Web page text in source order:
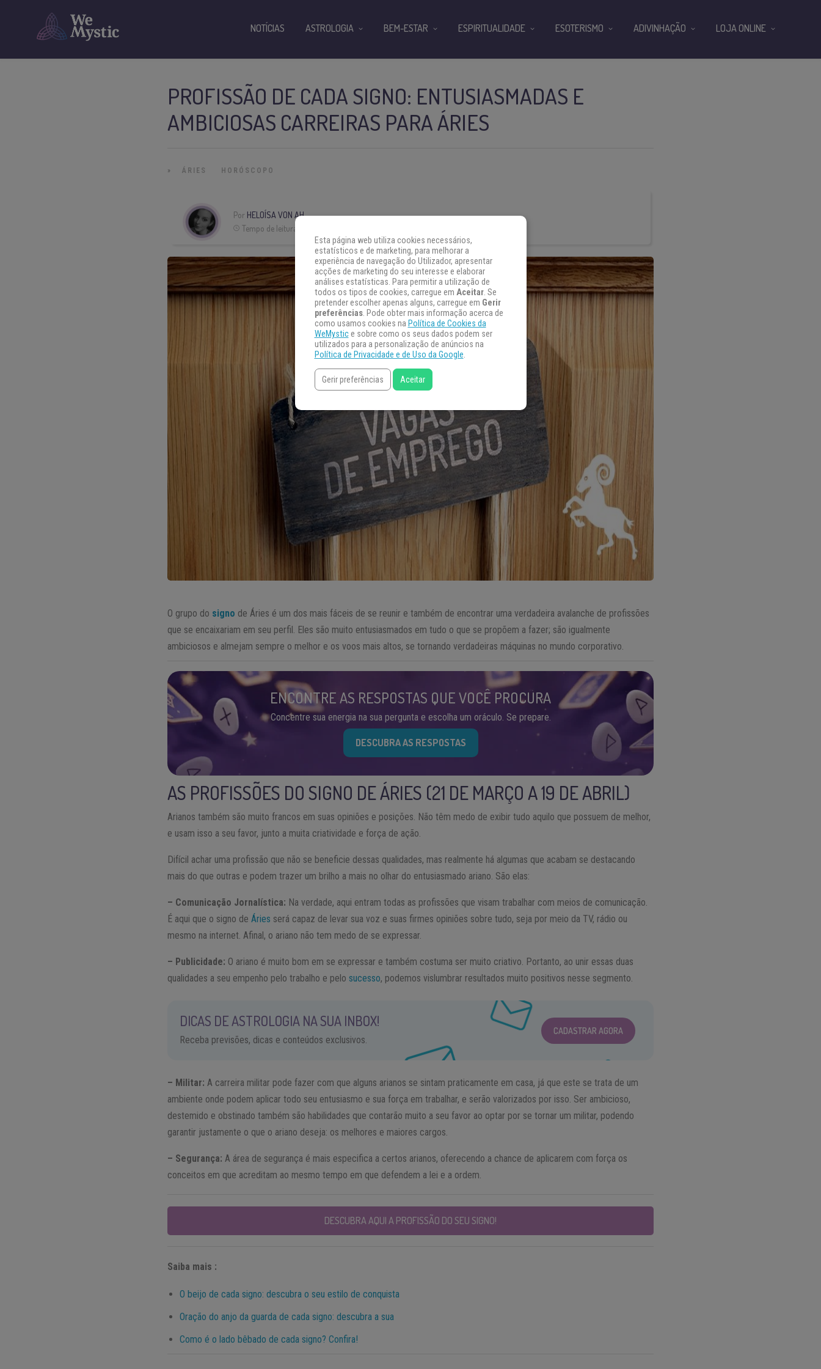
PROFISSÃO DE CADA SIGNO: ENTUSIASMADAS E
AMBICIOSAS CARREIRAS PARA ÁRIES
» ÁRIES HORÓSCOPO
Por HELOÍSA VON AH
Tempo de leitura:
O grupo do signo de Áries é um dos mais fáceis de se reunir e também de encontrar uma verdadeira avalanche de profissões
que se encaixariam em seu perfil. Eles são muito entusiasmados em tudo o que se propõem a fazer; são igualmente
ambiciosos e almejam sempre o melhor e os voos mais altos, se tornando verdadeiras máquinas no mundo corporativo.
ENCONTRE AS RESPOSTAS QUE VOCÊ PROCURA
Concentre sua energia na sua pergunta e escolha um oráculo. Se prepare.
DESCUBRA AS RESPOSTAS
AS PROFISSÕES DO SIGNO DE ÁRIES (21 DE MARÇO A 19 DE ABRIL)
Arianos também são muito francos em suas opiniões e posições. Não têm medo de exibir tudo aquilo que possuem de melhor,
e usam isso a seu favor, junto a muita criatividade e força de ação.
Difícil achar uma profissão que não se beneficie dessas qualidades, mas realmente há algumas que acabam se destacando
mais do que outras e podem trazer um brilho a mais no olhar do entusiasmado ariano. São elas:
– Comunicação Jornalística: Na verdade, aqui entram todas as profissões que visam trabalhar com meios de comunicação.
É aqui que o signo deÁries será capaz de levar sua voz e suas firmes opiniões sobre tudo, seja por meio da TV, rádio ou
mesmo na internet. Afinal, o ariano não tem medo de se expressar.
– Publicidade: O ariano é muito bom em se expressar e também costuma ser muito criativo. Portanto, ao unir essas duas
qualidades a seu empenho pelo trabalho e pelosucesso, podemos vislumbrar resultados muito positivos nesse segmento.
DICAS DE ASTROLOGIA NA SUA INBOX!
Receba previsões, dicas e conteúdos exclusivos.
CADASTRAR AGORA
– Militar: A carreira militar pode fazer com que alguns arianos se sintam praticamente em casa, já que este se trata de um
ambiente onde podem aplicar todo seu entusiasmo e sua força em trabalhar, e serão valorizados por isso. Ser ambicioso,
destemido e obstinado também são habilidades que contarão muito a seu favor ao optar por se tornar um militar, podendo
garantir justamente o que o ariano deseja: os melhores e maiores cargos.
– Segurança: A área de segurança é mais especifica a certos arianos, oferecendo a chance de aplicarem com força os
conceitos em que acreditam ao mesmo tempo em que defendem a lei e a ordem.
DESCUBRA AQUI A PROFISSÃO DO SEU SIGNO!
Saiba mais :
O beijo de cada signo: descubra o seu estilo de conquista
Oração do anjo da guarda de cada signo: descubra a sua
Como é o lado bêbado de cada signo? Confira!
NOTÍCIAS ASTROLOGIA BEM-ESTAR ESPIRITUALIDADE ESOTERISMO ADIVINHAÇÃO LOJA ONLINE
Esta página web utiliza cookies necessários,
estatísticos e de marketing, para melhorar a
experiência de navegação do Utilizador, apresentar
acções de marketing do seu interesse e elaborar
análises estatísticas. Para permitir a utilização de
todos os tipos de cookies, carregue em Aceitar. Se
pretender escolher apenas alguns, carregue em Gerir
preferências. Pode obter mais informação acerca de
como usamos cookies na Política de Cookies da
WeMystice sobre como os seus dados podem ser
utilizados para a personalização de anúncios na
Política de Privacidade e de Uso da Google.
Gerir preferências Aceitar